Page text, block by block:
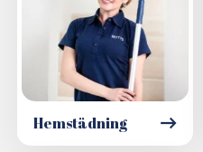
Hemstädning